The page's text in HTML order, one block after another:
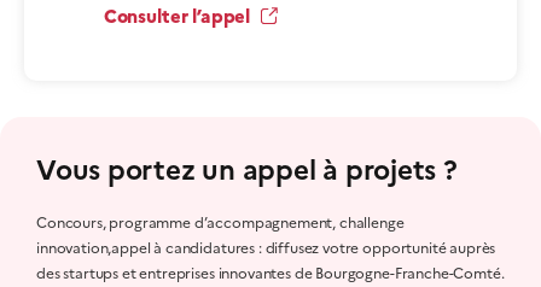
Consulter l’appel
Vous portez un appel à projets ?
Concours, programme d’accompagnement, challenge
innovation,appel à candidatures : diffusez votre opportunité auprès
des startups et entreprises innovantes de Bourgogne-Franche-Comté.